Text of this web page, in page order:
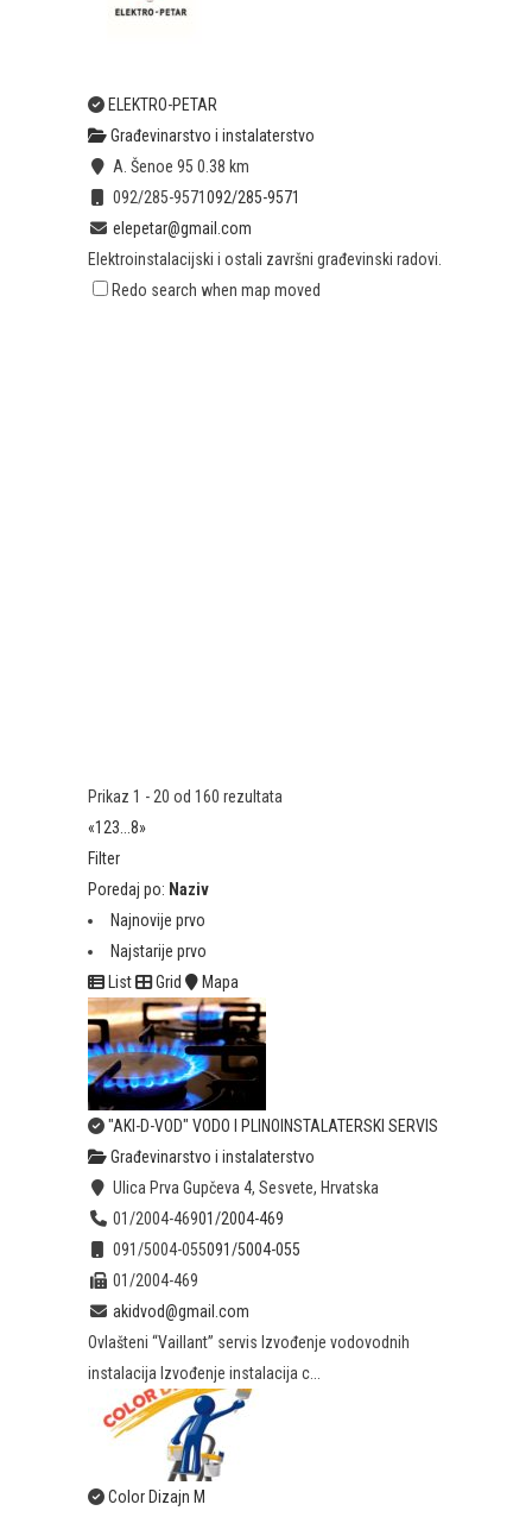
ELEKTRO-PETAR
Građevinarstvo i instalaterstvo
A. Šenoe 95 0.38 km
092/285-9571092/285-9571
elepetar@gmail.com
Elektroinstalacijski i ostali završni građevinski radovi.
Redo search when map moved
Prikaz 1 - 20 od 160 rezultata
«123...8»
Filter
Poredaj po: Naziv
Najnovije prvo
Najstarije prvo
List
Grid Mapa
"AKI-D-VOD" VODO I PLINOINSTALATERSKI SERVIS
Građevinarstvo i instalaterstvo
Ulica Prva Gupčeva 4, Sesvete, Hrvatska
01/2004-46901/2004-469
091/5004-055091/5004-055
01/2004-469
akidvod@gmail.com
Ovlašteni “Vaillant” servis Izvođenje vodovodnih
instalacija Izvođenje instalacija c...
Color Dizajn M